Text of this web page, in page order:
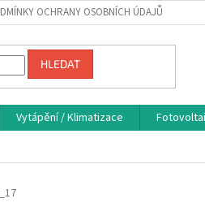
OCHRANY OSOBNÍCH ÚDAJŮ
HLEDAT
Vytápění / Klimatizace